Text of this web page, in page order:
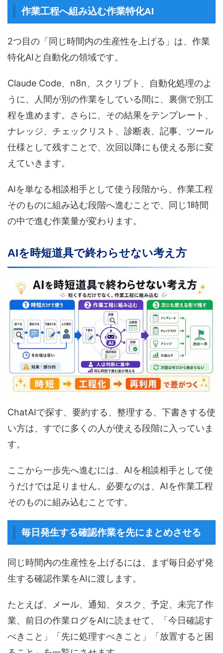
作業工程へ組み込む作業特化AI
2つ目の「同じ時間内の生産性を上げる」は、作業
特化AIと自動化の領域です。
Claude Code、n8n、スクリプト、自動化処理のよ
うに、人間が別の作業をしている間に、裏側で別工
程を進めます。さらに、その結果をテンプレート、
ナレッジ、チェックリスト、診断表、記事、ツール
仕様として残すことで、次回以降にも使える形に変
えていきます。
AIを単なる相談相手として使う段階から、作業工程
そのものに組み込む段階へ進むことで、同じ1時間
の中で進む作業量が変わります。
AIを時短道具で終わらせない考え方
ChatAIで探す、要約する、整理する、下書きする使
い方は、すでに多くの人が使える段階に入っていま
す。
ここから一歩先へ進むには、AIを相談相手として使
うだけでは足りません。必要なのは、AIを作業工程
そのものに組み込むことです。
毎日発生する確認作業を先にまとめさせる
同じ時間内の生産性を上げるには、まず毎日必ず発
生する確認作業をAIに渡します。
たとえば、メール、通知、タスク、予定、未完了作
業、前日の作業ログをAIに読ませて、「今日確認す
べきこと」「先に処理すべきこと」「放置すると困